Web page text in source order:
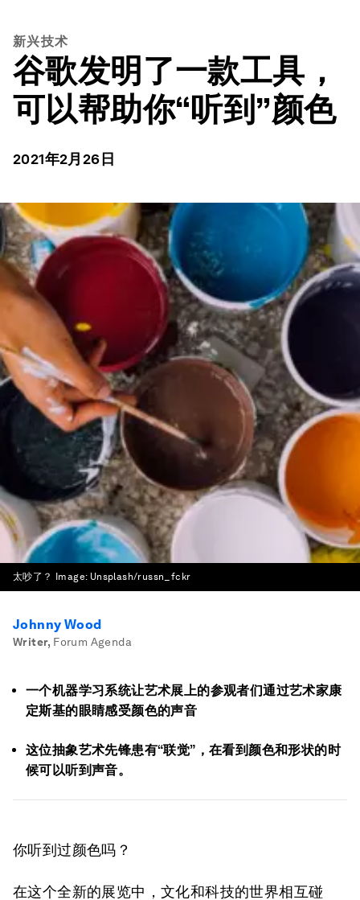
新兴技术
谷歌发明了一款工具，
可以帮助你“听到”颜色
2021年2月26日
太吵了？ Image: Unsplash/russn_fckr
Johnny Wood
Writer, Forum Agenda
一个机器学习系统让艺术展上的参观者们通过艺术家康
定斯基的眼睛感受颜色的声音
这位抽象艺术先锋患有“联觉”，在看到颜色和形状的时
候可以听到声音。
你听到过颜色吗？
在这个全新的展览中，文化和科技的世界相互碰